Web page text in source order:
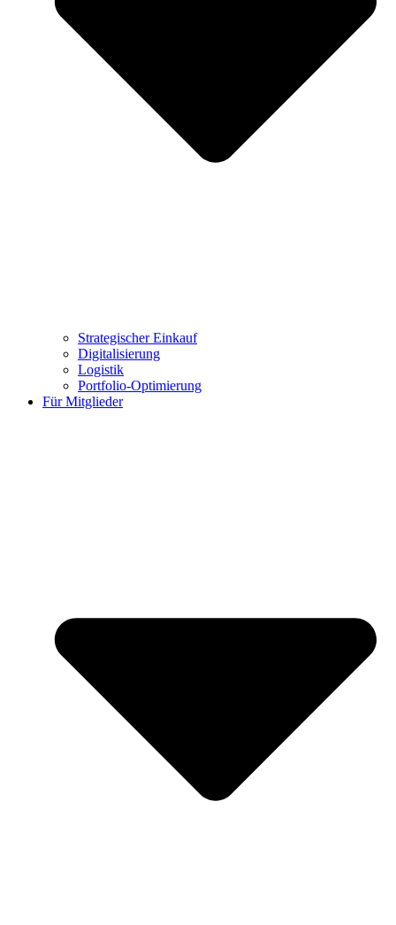
Strategischer Einkauf
Digitalisierung
Logistik
Portfolio-Optimierung
Für Mitglieder